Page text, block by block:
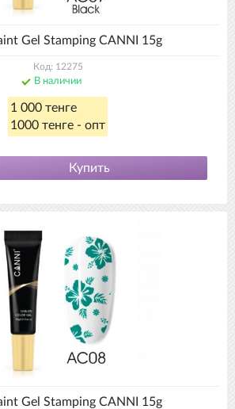
Gel Stamping CANNI 15g
Код: 12275
В наличии
1 000 тенге
1000 тенге - опт
Купить
Gel Stamping CANNI 15g